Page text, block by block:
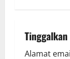
v
i
Alamat